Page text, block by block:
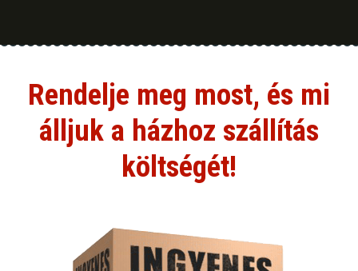
Rendelje meg most, és mi
álljuk a házhoz szállítás
költségét!